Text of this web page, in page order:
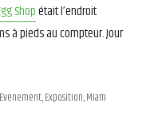
Shopétait l’endroit
à pieds au compteur. Jour
Evénement,Exposition,Miam